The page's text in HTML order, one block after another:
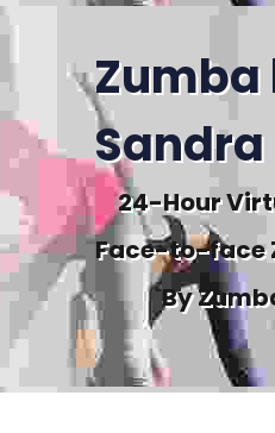
Zumba
Sandra
24-Hour
Face-to-face
By